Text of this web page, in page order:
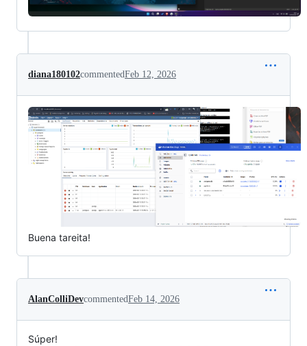
diana180102commentedFeb 12, 2026
Buena tareita!
AlanColliDevcommentedFeb 14, 2026
Súper!